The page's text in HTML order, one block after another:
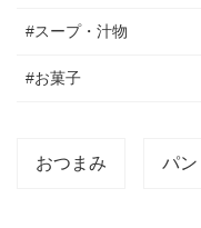
#スープ・汁物
#お菓子
おつまみ パン